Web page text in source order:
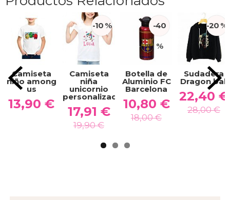
Camiseta
niño among
us
13,90 €
-10 %
Camiseta
niña
unicornio
personalizada
17,91 €
19,90 €
-40
%
Botella de
Aluminio FC
Barcelona
10,80 €
18,00 €
-20 %
Sudadera
Dragon ball
22,40 €
28,00 €